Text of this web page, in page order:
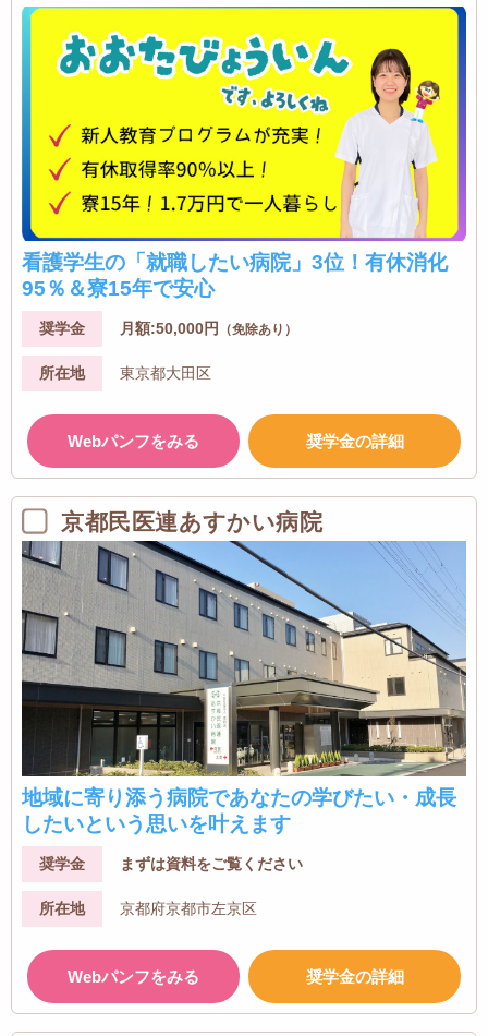
看護学生の「就職したい病院」3位！有休消化
95％＆寮15年で安心
奨学金 月額:50,000円 （免除あり）
所在地 東京都大田区
Webパンフをみる 奨学金の詳細
京都民医連あすかい病院
地域に寄り添う病院であなたの学びたい・成長
したいという思いを叶えます
奨学金 まずは資料をご覧ください
所在地 京都府京都市左京区
Webパンフをみる 奨学金の詳細